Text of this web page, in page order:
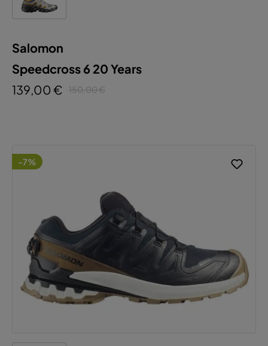
Salomon
Speedcross 6 20 Years
139,00 €
150,00 €
-7%